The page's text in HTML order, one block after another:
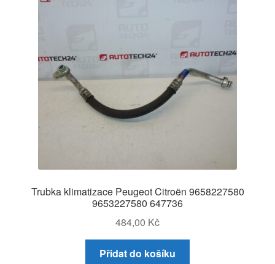
Trubka klimatizace Peugeot Citroën 9658227580
9653227580 647736
484,00 Kč
Přidat do košíku